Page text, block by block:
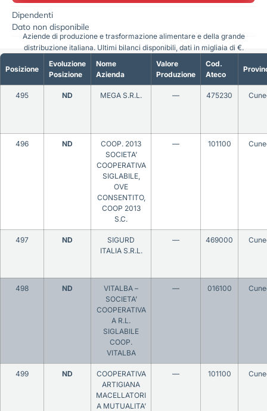
Dipendenti
Dato non disponibile
Posizione
Evoluzione
Posizione
Nome
Azienda
Valore
Produzione
Cod.
Ateco
495 ND MEGA S.R.L. — 475230
496 ND
COOP. 2013
SOCIETA’
COOPERATIVA
SIGLABILE,
OVE
CONSENTITO,
COOP 2013
S.C.
— 101100
497 ND
SIGURD
ITALIA S.R.L.
— 469000
498 ND
VITALBA –
SOCIETA’
COOPERATIVA
A R.L.
SIGLABILE
COOP.
VITALBA
— 016100
499 ND
COOPERATIVA
ARTIGIANA
MACELLATORI
A MUTUALITA’
— 101100
Aziende di produzione e trasformazione alimentare e della grande
distribuzione italiana. Ultimi bilanci disponibili, dati in migliaia di €.